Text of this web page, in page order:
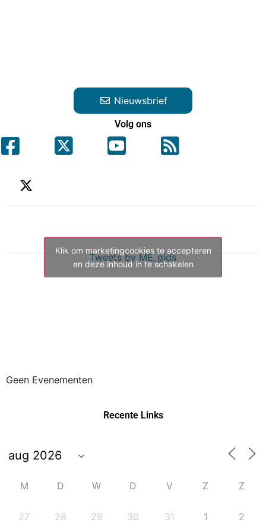
Nieuwsbrief
Volg ons
Tweets by ME_gids
Klik om marketingcookies te accepteren
en deze inhoud in te schakelen
Geen Evenementen
Recente Links
M D W D V Z Z
27 28 29 30 31 1 2